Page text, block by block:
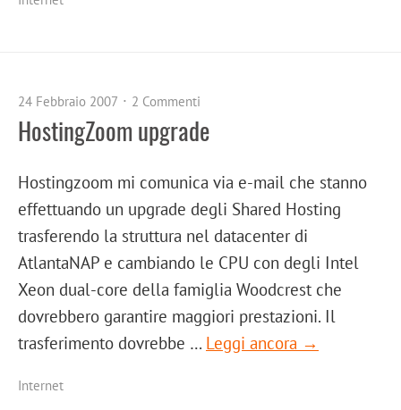
24 Febbraio 2007 2 Commenti
HostingZoom upgrade
Hostingzoom mi comunica via e-mail che stanno
effettuando un upgrade degli Shared Hosting
trasferendo la struttura nel datacenter di
AtlantaNAP e cambiando le CPU con degli Intel
Xeon dual-core della famiglia Woodcrest che
dovrebbero garantire maggiori prestazioni. Il
trasferimento dovrebbe … Leggi ancora →
Internet